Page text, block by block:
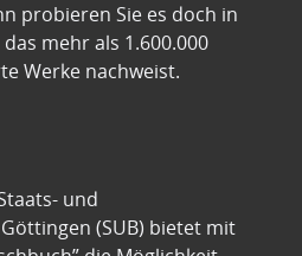
probieren Sie es doch in
mehr als 1.600.000
Werke nachweist.
und
(SUB) bietet mit